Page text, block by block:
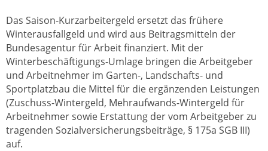
Das Saison-Kurzarbeitergeld ersetzt das frühere
Winterausfallgeld und wird aus Beitragsmitteln der
Bundesagentur für Arbeit finanziert. Mit der
Winterbeschäftigungs-Umlage bringen die Arbeitgeber
und Arbeitnehmer im Garten-, Landschafts- und
Sportplatzbau die Mittel für die ergänzenden Leistungen
(Zuschuss-Wintergeld, Mehraufwands-Wintergeld für
Arbeitnehmer sowie Erstattung der vom Arbeitgeber zu
tragenden Sozialversicherungsbeiträge, § 175a SGB III)
auf.